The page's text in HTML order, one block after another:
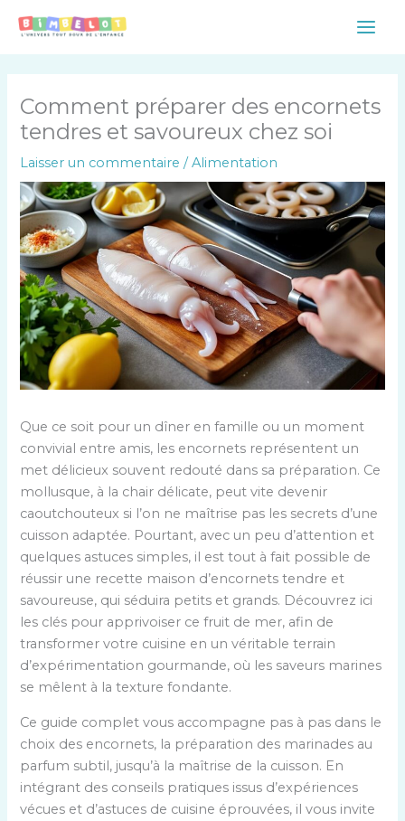
Main
Comment préparer des encornets
tendres et savoureux chez soi
Laisser un commentaire /Alimentation
Que ce soit pour un dîner en famille ou un moment
convivial entre amis, les encornets représentent un
met délicieux souvent redouté dans sa préparation. Ce
mollusque, à la chair délicate, peut vite devenir
caoutchouteux si l’on ne maîtrise pas les secrets d’une
cuisson adaptée. Pourtant, avec un peu d’attention et
quelques astuces simples, il est tout à fait possible de
réussir une recette maison d’encornets tendre et
savoureuse, qui séduira petits et grands. Découvrez ici
les clés pour apprivoiser ce fruit de mer, afin de
transformer votre cuisine en un véritable terrain
d’expérimentation gourmande, où les saveurs marines
se mêlent à la texture fondante.
Ce guide complet vous accompagne pas à pas dans le
choix des encornets, la préparation des marinades au
parfum subtil, jusqu’à la maîtrise de la cuisson. En
intégrant des conseils pratiques issus d’expériences
vécues et d’astuces de cuisine éprouvées, il vous invite